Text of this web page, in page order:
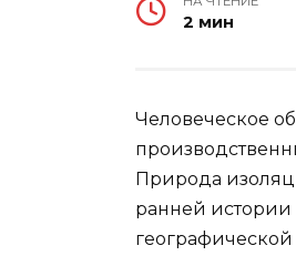
2 мин
Человеческое
Природа
ранней